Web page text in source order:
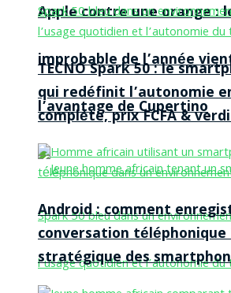
Apple contre une orange :
improbable de l’année
l’avantage de Cupertino
TECNO Spark 50 : le
qui redéfinit l’autonomie
complète, prix FCFA &
Android : comment
conversation
stratégique des